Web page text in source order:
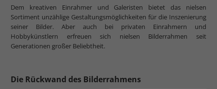
Dem kreativen Einrahmer und Galeristen bietet das nielsen
Sortiment unzählige Gestaltungsmöglichkeiten für die Inszenierung
seiner Bilder. Aber auch bei privaten Einrahmern und
Hobbykünstlern erfreuen sich nielsen Bilderrahmen seit
Generationen großer Beliebtheit.
Die Rückwand des Bilderrahmens